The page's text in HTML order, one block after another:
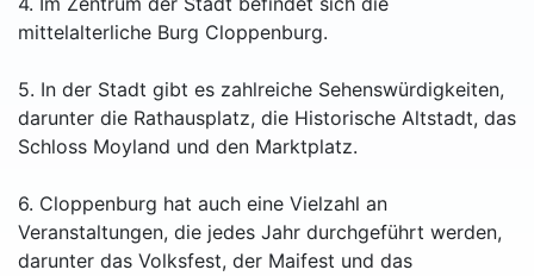
mittelalterliche Burg Cloppenburg.
5. In der Stadt gibt es zahlreiche Sehenswürdigkeiten,
darunter die Rathausplatz, die Historische Altstadt, das
Schloss Moyland und den Marktplatz.
6. Cloppenburg hat auch eine Vielzahl an
Veranstaltungen, die jedes Jahr durchgeführt werden,
darunter das Volksfest, der Maifest und das